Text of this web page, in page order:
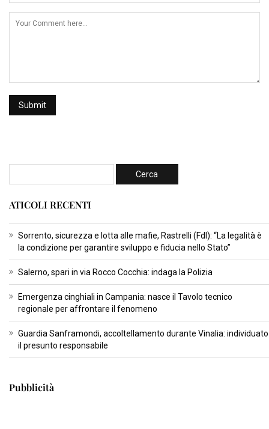
ATICOLI RECENTI
Sorrento, sicurezza e lotta alle mafie, Rastrelli (FdI): “La legalità è
la condizione per garantire sviluppo e fiducia nello Stato”
Salerno, spari in via Rocco Cocchia: indaga la Polizia
Emergenza cinghiali in Campania: nasce il Tavolo tecnico
regionale per affrontare il fenomeno
Guardia Sanframondi, accoltellamento durante Vinalia: individuato
il presunto responsabile
Pubblicità